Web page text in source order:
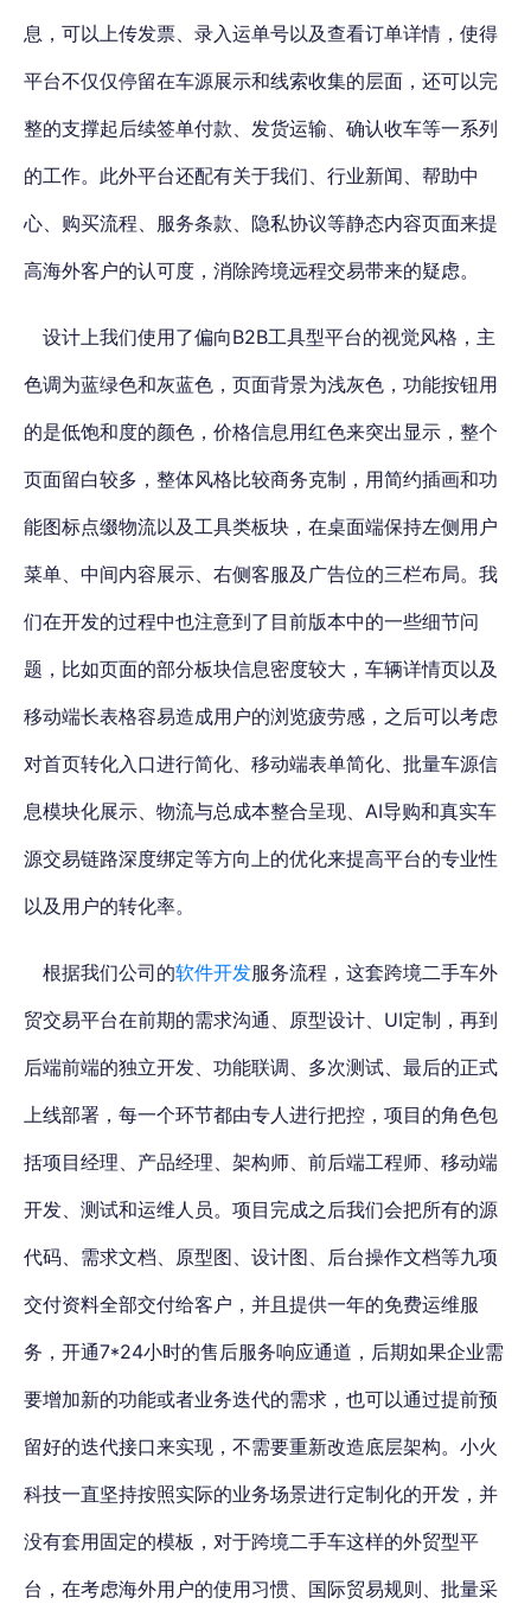
息，可以上传发票、录入运单号以及查看订单详情，使得
平台不仅仅停留在车源展示和线索收集的层面，还可以完
整的支撑起后续签单付款、发货运输、确认收车等一系列
的工作。此外平台还配有关于我们、行业新闻、帮助中
心、购买流程、服务条款、隐私协议等静态内容页面来提
高海外客户的认可度，消除跨境远程交易带来的疑虑。
设计上我们使用了偏向B2B工具型平台的视觉风格，主
色调为蓝绿色和灰蓝色，页面背景为浅灰色，功能按钮用
的是低饱和度的颜色，价格信息用红色来突出显示，整个
页面留白较多，整体风格比较商务克制，用简约插画和功
能图标点缀物流以及工具类板块，在桌面端保持左侧用户
菜单、中间内容展示、右侧客服及广告位的三栏布局。我
们在开发的过程中也注意到了目前版本中的一些细节问
题，比如页面的部分板块信息密度较大，车辆详情页以及
移动端长表格容易造成用户的浏览疲劳感，之后可以考虑
对首页转化入口进行简化、移动端表单简化、批量车源信
息模块化展示、物流与总成本整合呈现、AI导购和真实车
源交易链路深度绑定等方向上的优化来提高平台的专业性
以及用户的转化率。
根据我们公司的软件开发服务流程，这套跨境二手车外
贸交易平台在前期的需求沟通、原型设计、UI定制，再到
后端前端的独立开发、功能联调、多次测试、最后的正式
上线部署，每一个环节都由专人进行把控，项目的角色包
括项目经理、产品经理、架构师、前后端工程师、移动端
开发、测试和运维人员。项目完成之后我们会把所有的源
代码、需求文档、原型图、设计图、后台操作文档等九项
交付资料全部交付给客户，并且提供一年的免费运维服
务，开通7*24小时的售后服务响应通道，后期如果企业需
要增加新的功能或者业务迭代的需求，也可以通过提前预
留好的迭代接口来实现，不需要重新改造底层架构。小火
科技一直坚持按照实际的业务场景进行定制化的开发，并
没有套用固定的模板，对于跨境二手车这样的外贸型平
台，在考虑海外用户的使用习惯、国际贸易规则、批量采